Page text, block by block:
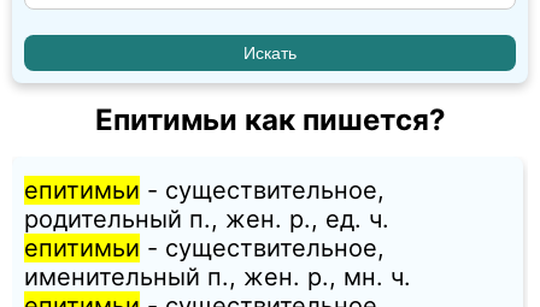
Епитимьи как пишется?
епитимьи - существительное,
родительный п., жен. p., ед. ч.
епитимьи - существительное,
именительный п., жен. p., мн. ч.